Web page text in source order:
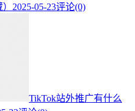
2025-05-23评论(0)
TikTok站外推广有什么